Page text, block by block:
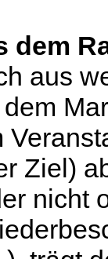
dem
aus
Ziel)
nicht